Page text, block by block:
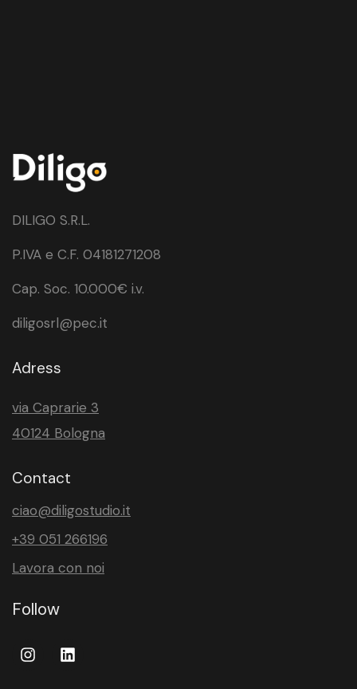
DILIGO S.R.L.
P.IVA e C.F. 04181271208
Cap. Soc. 10.000€ i.v.
diligosrl@pec.it
Adress
via Caprarie 3
40124 Bologna
Contact
ciao@diligostudio.it
+39 051 266196
Lavora con noi
Follow